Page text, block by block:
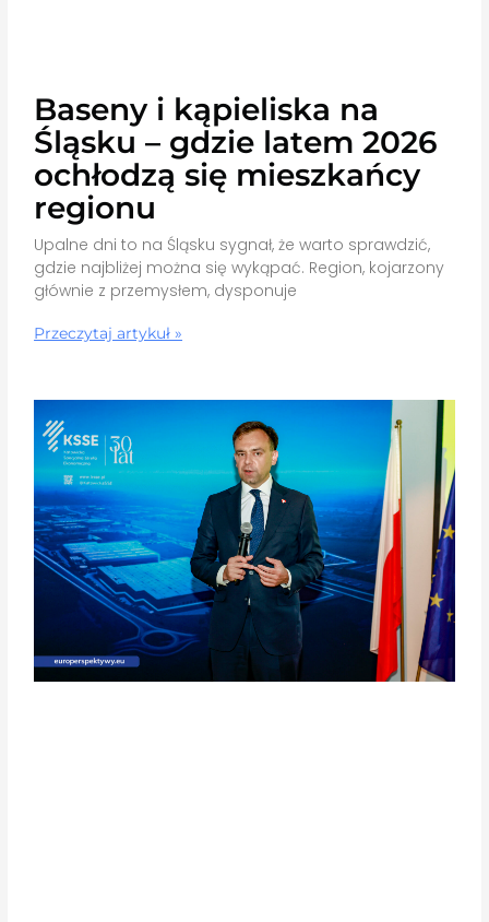
Baseny i kąpieliska na
Śląsku – gdzie latem 2026
ochłodzą się mieszkańcy
regionu
Upalne dni to na Śląsku sygnał, że warto sprawdzić,
gdzie najbliżej można się wykąpać. Region, kojarzony
głównie z przemysłem, dysponuje
Przeczytaj artykuł »